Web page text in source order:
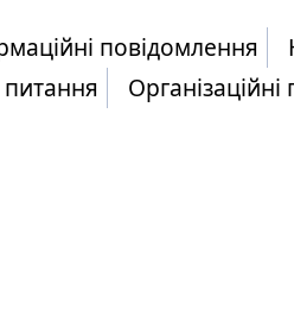
повідомлення
питання